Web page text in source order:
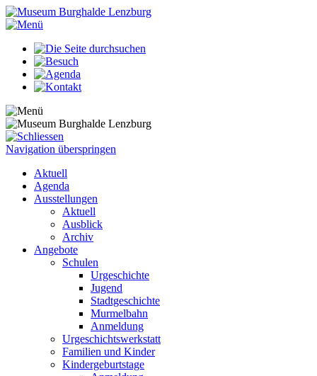
Navigation überspringen
Aktuell
Agenda
Ausstellungen
Aktuell
Ausblick
Archiv
Angebote
Schulen
Urgeschichte
Jugend
Stadtgeschichte
Murmelbahn
Anmeldung
Urgeschichtswerkstatt
Familien und Kinder
Kindergeburtstage